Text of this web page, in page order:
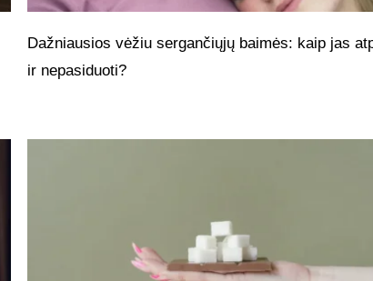
Dažniausios vėžiu sergančiųjų baimės: kaip jas
ir nepasiduoti?